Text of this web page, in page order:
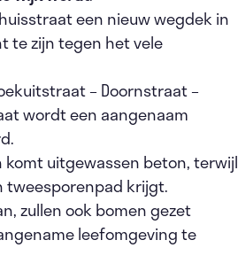
een nieuw wegdek in
te zijn tegen het vele
– Doornstraat –
wordt een aangenaam
komt uitgewassen beton, terwijl
tweesporenpad krijgt.
zullen ook bomen gezet
leefomgeving te